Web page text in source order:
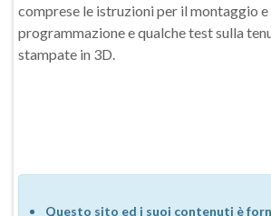
comprese le istruzioni per il montaggio e
programmazione e qualche test sulla
stampate in 3D.
Questo sito ed i suoi contenuti è